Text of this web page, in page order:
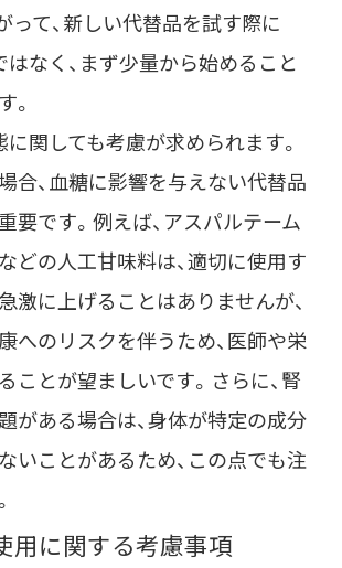
って、新しい代替品を試す際に
はなく、まず少量から始めること
。
に関しても考慮が求められます。
合、血糖に影響を与えない代替品
要です。例えば、アスパルテーム
どの人工甘味料は、適切に使用す
激に上げることはありませんが、
へのリスクを伴うため、医師や栄
ことが望ましいです。さらに、腎
がある場合は、身体が特定の成分
いことがあるため、この点でも注
用に関する考慮事項